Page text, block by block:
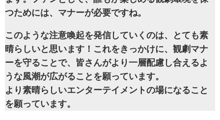
つためには、マナーが必要ですね。
このような注意喚起を発信していくのは、とても素
晴らしいと思います！これをきっかけに、観劇マナ
ーを守ることで、皆さんがより一層配慮し合えるよ
うな風潮が広がることを願っています。
より素晴らしいエンターテイメントの場になること
を願っています。